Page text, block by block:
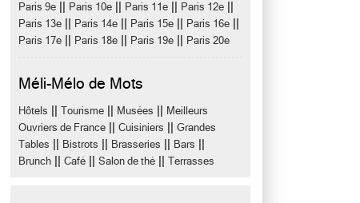
Paris 9e Paris 10e Paris 11e Paris 12e
Paris 13e Paris 14e Paris 15e Paris 16e
Paris 17e Paris 18e Paris 19e Paris 20e
Méli-Mélo de Mots
Hôtels Tourisme Musées
Meilleurs
Ouvriers de France
Cuisiniers
Grandes
Tables
Bistrots Brasseries Bars
Brunch Café Salon de thé Terrasses